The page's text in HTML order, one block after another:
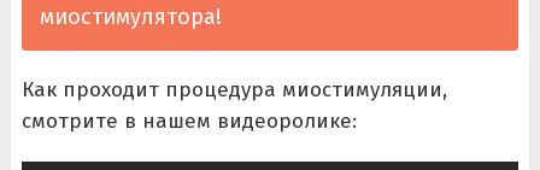
миостимулятора!
Как проходит процедура миостимуляции,
смотрите в нашем видеоролике: